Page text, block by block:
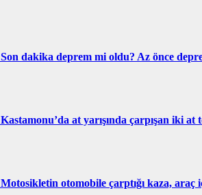
Son dakika deprem mi oldu? Az önce
Kastamonu’da at yarışında çarpışan iki at
Motosikletin otomobile çarptığı kaza, araç